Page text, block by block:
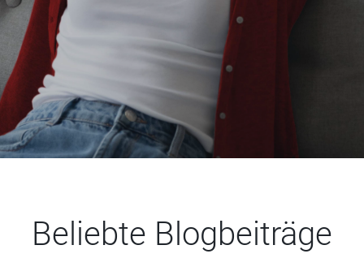
Beliebte Blogbeiträge